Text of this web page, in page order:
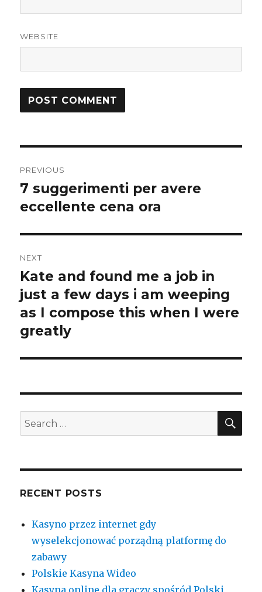
WEBSITE
navigation
PREVIOUS
Previous
post:
7 suggerimenti per avere
eccellente cena ora
NEXT
Next
post:
Kate and found me a job in
just a few days i am weeping
as I compose this when I were
greatly
Search
for:
RECENT POSTS
Kasyno przez internet gdy
wyselekcjonować porządną platformę do
zabawy
Polskie Kasyna Wideo